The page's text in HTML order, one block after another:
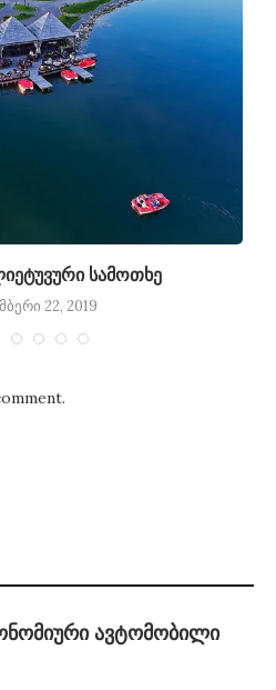
სამოთხე
22, 2019
ავტომობილი